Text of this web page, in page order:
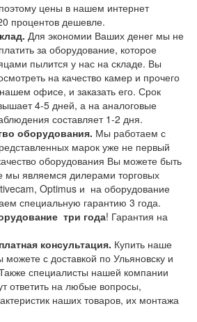
цены в нашем интернет
процентов дешевле.
Для экономии Ваших денег мы не
за оборудование, которое
пылится у нас на складе. Вы
на качество камер и прочего
офисе, и заказать его. Срок
4-5 дней, а на аналоговые
составляет 1-2 дня.
оборудования. Мы работаем с
марок уже не первый
оборудования Вы можете быть
мы являемся дилерами торговых
Optimus и на оборудование
специальную гарантию 3 года.
три года! Гарантия на
консультация. Купить наше
с доставкой по Ульяновску и
специалисты нашей компании
ответить на любые вопросы,
наших товаров, их монтажа